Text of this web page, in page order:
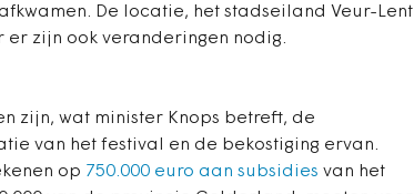
De locatie, het stadseiland Veur-Lent
zijn ook veranderingen nodig.
zijn, wat minister Knops betreft, de
van het festival en de bekostiging ervan.
op 750.000 euro aan subsidies van het